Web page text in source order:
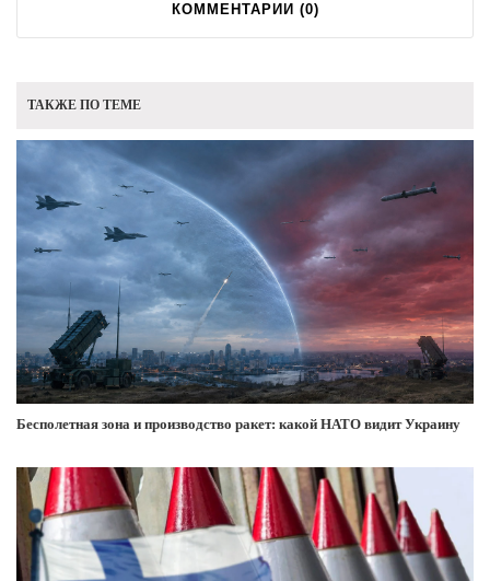
КОММЕНТАРИИ (0)
ТАКЖЕ ПО ТЕМЕ
Бесполетная зона и производство ракет: какой НАТО видит Украину